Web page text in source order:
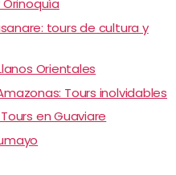
tours de cultura y
Orientales
Tours inolvidables
en Guaviare